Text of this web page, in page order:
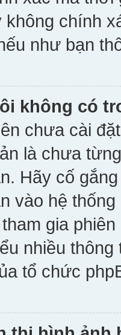
không chính
như bạn
không có
chưa cài
là chưa
Hãy cố
vào hệ
gia
nhiều
tổ chức